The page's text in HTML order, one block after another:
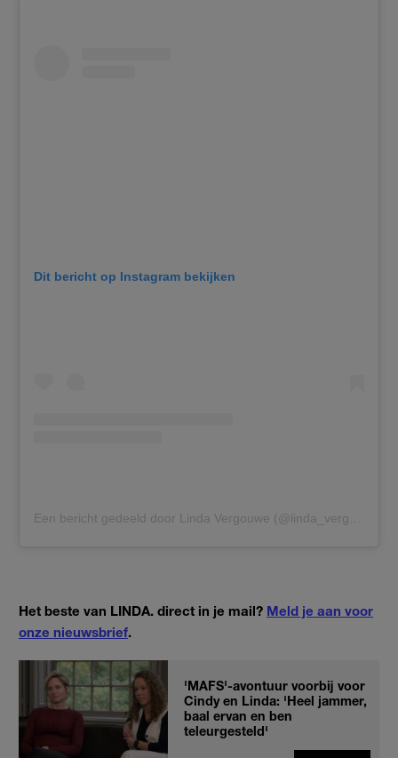
Dit bericht op Instagram bekijken
Het beste van LINDA. direct in je mail? Meld je aan voor
onze nieuwsbrief.
'MAFS'-avontuur voorbij voor
Cindy en Linda: 'Heel jammer,
baal ervan en ben
teleurgesteld'